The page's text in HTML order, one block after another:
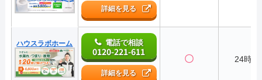
詳細を見る
ハウスラボホーム 電話で相談
0120-221-611
詳細を見る
〇 24時間